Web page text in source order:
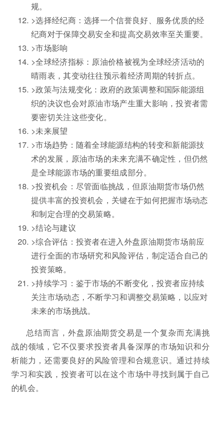
规。
>选择经纪商：选择一个信誉良好、服务优质的经
纪商对于保障交易安全和提高交易效率至关重要。
>市场影响
>全球经济指标：原油价格被视为全球经济活动的
晴雨表，其变动往往预示着经济周期的转折点。
>政策与法规变化：政府的政策调整和国际能源组
织的决议也会对原油市场产生重大影响，投资者需
要密切关注这些变化。
>未来展望
>市场趋势：随着全球能源结构的转变和新能源技
术的发展，原油市场的未来充满不确定性，但仍然
是全球能源市场的重要组成部分。
>投资机会：尽管面临挑战，但原油期货市场仍然
提供丰富的投资机会，关键在于如何把握市场动态
和制定合理的交易策略。
>结论与建议
>综合评估：投资者在进入外盘原油期货市场前应
进行全面的市场研究和风险评估，制定适合自己的
投资策略。
>持续学习：鉴于市场的不断变化，投资者应持续
关注市场动态，不断学习和调整交易策略，以应对
未来的市场挑战。
总结而言，外盘原油期货交易是一个复杂而充满挑
战的领域，它不仅要求投资者具备深厚的市场知识和分
析能力，还需要良好的风险管理和合规意识。通过持续
学习和实践，投资者可以在这个市场中寻找到属于自己
的机会。